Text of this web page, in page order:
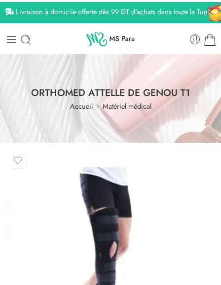
Livraison à domicile offerte dès 99 DT d'achats dans toute la Tunisie
ORTHOMED ATTELLE DE GENOU T1
Accueil Matériel médical